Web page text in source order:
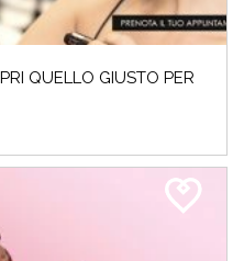
QUELLO GIUSTO PER